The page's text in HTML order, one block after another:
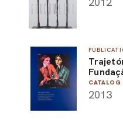
CATALOG
2013